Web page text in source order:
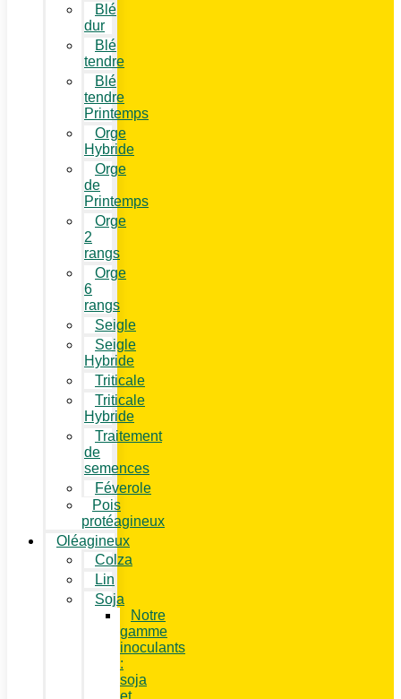
Blé
dur
Blé
tendre
Blé
tendre
Printemps
Orge
Hybride
Orge
de
Printemps
Orge
2
rangs
Orge
6
rangs
Seigle
Seigle
Hybride
Triticale
Triticale
Hybride
Traitement
de
semences
Féverole
Pois
protéagineux
Oléagineux
Colza
Lin
Soja
Notre
gamme
inoculants
:
soja
et